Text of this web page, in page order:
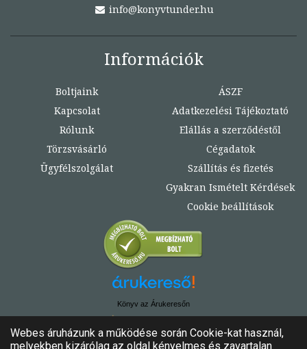
info@konyvtunder.hu
Információk
Boltjaink
Kapcsolat
Rólunk
Törzsvásárló
Ügyfélszolgálat
ÁSZF
Adatkezelési Tájékoztató
Elállás a szerződéstől
Cégadatok
Szállítás és fizetés
Gyakran Ismételt Kérdések
Cookie beállítások
Könyv az Árukeresőn